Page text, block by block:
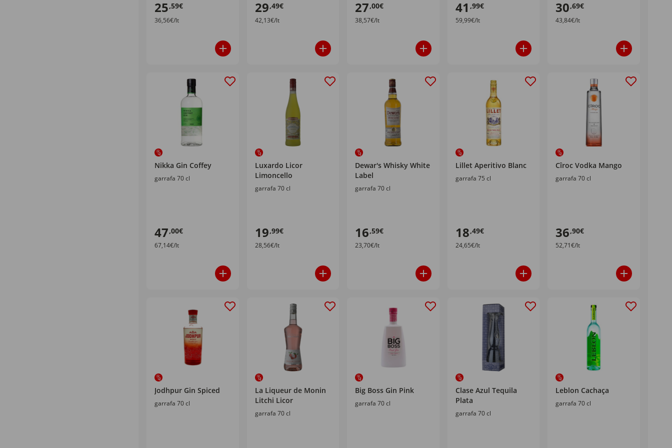
25,59€
36,56€/lt
29,49€
42,13€/lt
27,00€
38,57€/lt
41 ,99€
59,99€/lt
30,69€
43,84€/lt
Nikka Gin Coffey
garrafa 70 cl
47,00€
67,14€/lt
Luxardo Licor
Limoncello
garrafa 70 cl
19,99€
28,56€/lt
Dewar's Whisky White
Label
garrafa 70 cl
16,59€
23,70€/lt
Lillet Aperitivo Blanc
garrafa 75 cl
18,49€
24,65€/lt
Cîroc Vodka Mango
garrafa 70 cl
36,90€
52,71€/lt
Jodhpur Gin Spiced
garrafa 70 cl
La Liqueur de Monin
Litchi Licor
garrafa 70 cl
Big Boss Gin Pink
garrafa 70 cl
Clase Azul Tequila
Plata
garrafa 70 cl
Leblon Cachaça
garrafa 70 cl